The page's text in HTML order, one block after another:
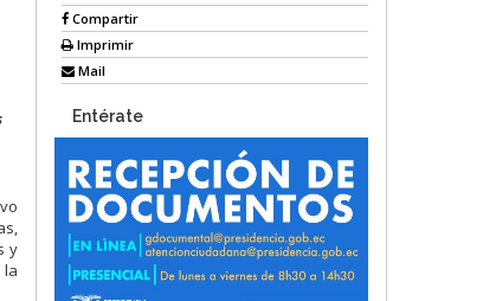
y
la
Compartir
Imprimir
Mail
Entérate